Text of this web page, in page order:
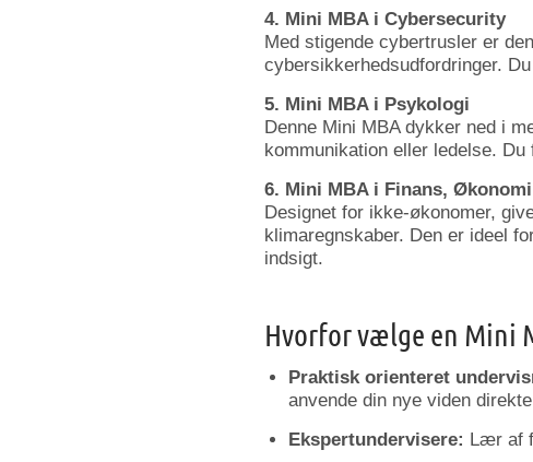
4. Mini MBA i Cybersecurity
Med stigende cybertrusler er
cybersikkerhedsudfordringer. Du
5. Mini MBA i Psykologi
Denne Mini MBA dykker ned i
kommunikation eller ledelse. Du
6. Mini MBA i Finans, Økonomi
Designet for ikke-økonomer,
klimaregnskaber. Den er ideel
indsigt.
Hvorforvælge en Mini
Praktisk orienteret
anvende din nye viden direkte
Ekspertundervisere: Lær af